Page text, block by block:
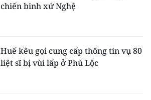
chiến binh xứ Nghệ
Huế kêu gọi cung cấp thông tin vụ 80
liệt sĩ bị vùi lấp ở Phú Lộc